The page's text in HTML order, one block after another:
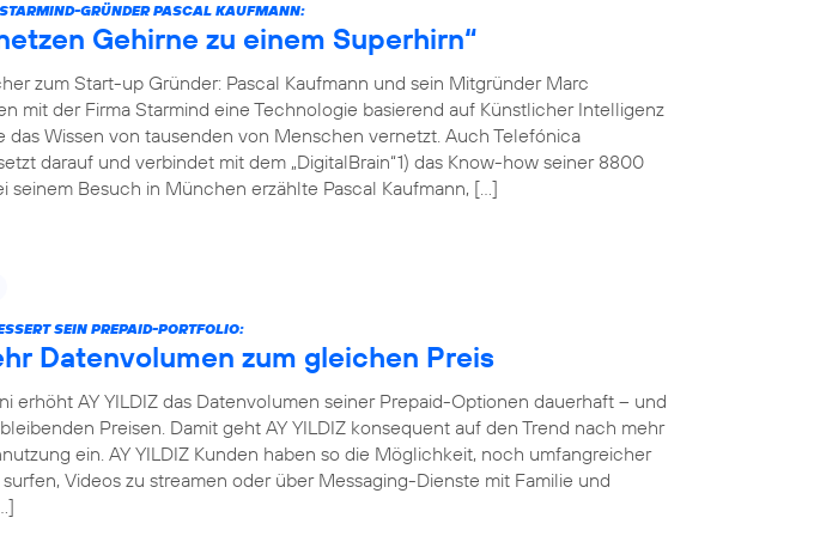
GRÜNDER PASCAL KAUFMANN:
Gehirne zu einem Superhirn“
zum Start-up Gründer: Pascal Kaufmann und sein Mitgründer Marc
mit der Firma Starmind eine Technologie basierend auf Künstlicher Intelligenz
das Wissen von tausenden von Menschen vernetzt. Auch Telefónica
darauf und verbindet mit dem „DigitalBrain“1) das Know-how seiner 8800
seinem Besuch in München erzählte Pascal Kaufmann, […]
SEIN PREPAID-PORTFOLIO:
Datenvolumen zum gleichen Preis
erhöht AY YILDIZ das Datenvolumen seiner Prepaid-Optionen dauerhaft – und
Preisen. Damit geht AY YILDIZ konsequent auf den Trend nach mehr
ein. AY YILDIZ Kunden haben so die Möglichkeit, noch umfangreicher
Videos zu streamen oder über Messaging-Dienste mit Familie und